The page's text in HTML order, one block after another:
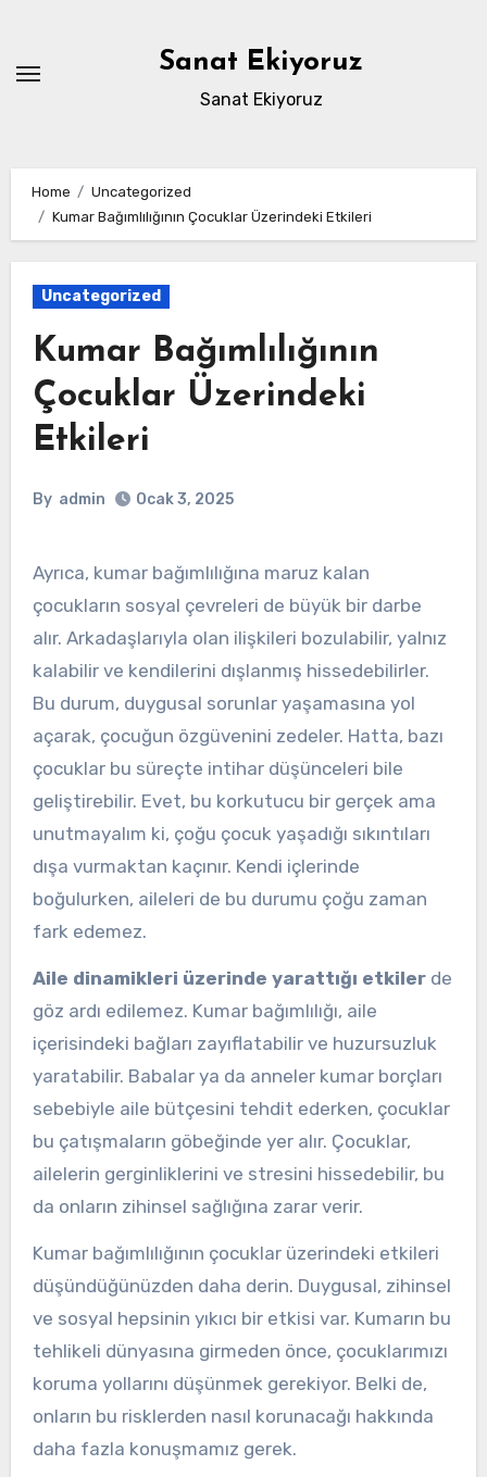
content
Sanat Ekiyoruz
Sanat Ekiyoruz
Home
Uncategorized
Kumar Bağımlılığının Çocuklar Üzerindeki Etkileri
Uncategorized
Kumar Bağımlılığının
Çocuklar Üzerindeki
Etkileri
By admin Ocak 3, 2025
Ayrıca, kumar bağımlılığına maruz kalan
çocukların sosyal çevreleri de büyük bir darbe
alır. Arkadaşlarıyla olan ilişkileri bozulabilir, yalnız
kalabilir ve kendilerini dışlanmış hissedebilirler.
Bu durum, duygusal sorunlar yaşamasına yol
açarak, çocuğun özgüvenini zedeler. Hatta, bazı
çocuklar bu süreçte intihar düşünceleri bile
geliştirebilir. Evet, bu korkutucu bir gerçek ama
unutmayalım ki, çoğu çocuk yaşadığı sıkıntıları
dışa vurmaktan kaçınır. Kendi içlerinde
boğulurken, aileleri de bu durumu çoğu zaman
fark edemez.
Aile dinamikleri üzerinde yarattığı etkilerde
göz ardı edilemez. Kumar bağımlılığı, aile
içerisindeki bağları zayıflatabilir ve huzursuzluk
yaratabilir. Babalar ya da anneler kumar borçları
sebebiyle aile bütçesini tehdit ederken, çocuklar
bu çatışmaların göbeğinde yer alır. Çocuklar,
ailelerin gerginliklerini ve stresini hissedebilir, bu
da onların zihinsel sağlığına zarar verir.
Kumar bağımlılığının çocuklar üzerindeki etkileri
düşündüğünüzden daha derin. Duygusal, zihinsel
ve sosyal hepsinin yıkıcı bir etkisi var. Kumarın bu
tehlikeli dünyasına girmeden önce, çocuklarımızı
koruma yollarını düşünmek gerekiyor. Belki de,
onların bu risklerden nasıl korunacağı hakkında
daha fazla konuşmamız gerek.